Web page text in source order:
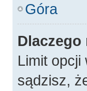
Góra
Limit opcji
sądzisz,